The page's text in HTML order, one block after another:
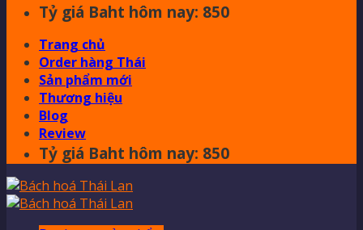
Tỷ giá Baht hôm nay: 850
Trang chủ
Order hàng Thái
Sản phẩm mới
Thương hiệu
Blog
Review
Tỷ giá Baht hôm nay: 850